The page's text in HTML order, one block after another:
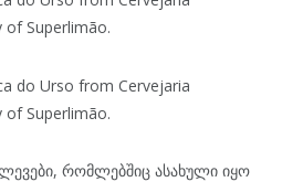
რომლებშიც ასახული იყო